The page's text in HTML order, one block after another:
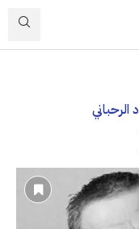
الرحباني